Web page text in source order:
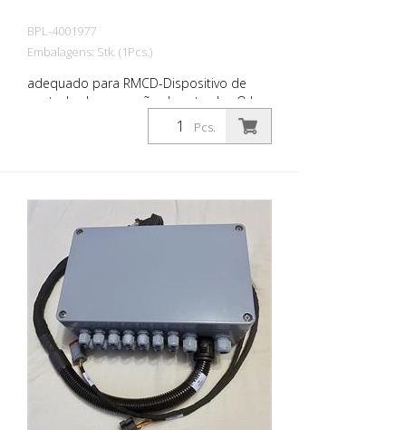
BPL-4001977
Embalagens: Stk. (1Pcs.)
adequado para RMCD-Dispositivo de
controlo de marcação de estradas O bus
RMCD-CAN é um dispositivo de controlo
compacto. O módulo está protegido por
terreno. - 30 entradas e saídas - 10
entradas analógicas - 4 entradas de
temporizador - 9 saídas PWM - 2 saídas
digitais - 6 saídas de tensão ratiométrica
- Caixa robusta e muito compacta -
Conector de 48 pinos à prova de água - 2
interfaces de bus CAN
Pcs.